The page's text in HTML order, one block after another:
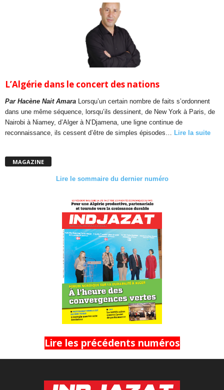
L’Algérie dans le concert des nations
Par Hacène Nait Amara Lorsqu’un certain nombre de faits s’ordonnent
dans une même séquence, lorsqu’ils dessinent, de New York à Paris, de
Nairobi à Niamey, d’Alger à N’Djamena, une ligne continue de
reconnaissance, ils cessent d’être de simples épisodes… Lire la suite
MAGAZINE
Lire le sommaire du dernier numéro
Lire les précédents numéros